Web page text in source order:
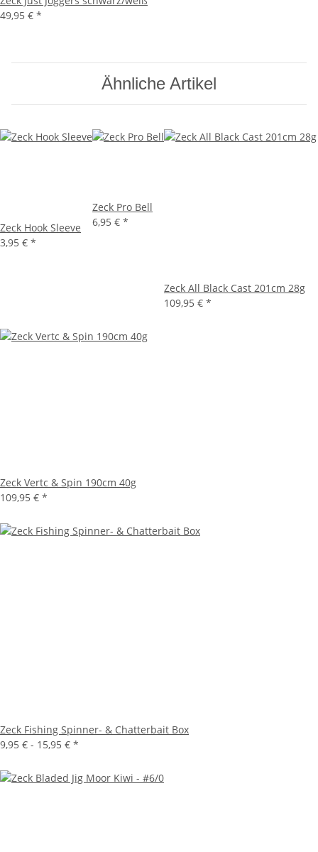
49,95 € *
Ähnliche Artikel
Zeck Hook Sleeve
3,95 € *
Zeck Pro Bell
6,95 € *
Zeck All Black Cast 201cm 28g
109,95 € *
Zeck Vertc & Spin 190cm 40g
109,95 € *
Zeck Fishing Spinner- & Chatterbait Box
9,95 € - 15,95 € *